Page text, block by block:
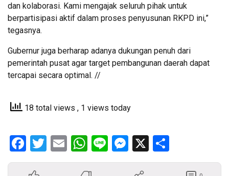
dan kolaborasi. Kami mengajak seluruh pihak untuk
berpartisipasi aktif dalam proses penyusunan RKPD ini,”
tegasnya.
Gubernur juga berharap adanya dukungan penuh dari
pemerintah pusat agar target pembangunan daerah dapat
tercapai secara optimal. //
18 total views , 1 views today
Facebook
Twitter
EmailWhatsApp
LineMessenger
X